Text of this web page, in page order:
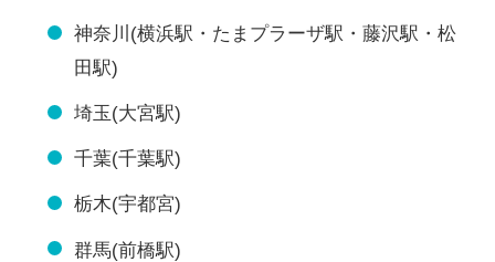
神奈川(横浜駅・たまプラーザ駅・藤沢駅・松
田駅)
埼玉(大宮駅)
千葉(千葉駅)
栃木(宇都宮)
群馬(前橋駅)